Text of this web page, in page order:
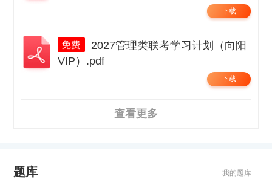
下载
VIP）.pdf
下载
查看更多
题库 我的题库